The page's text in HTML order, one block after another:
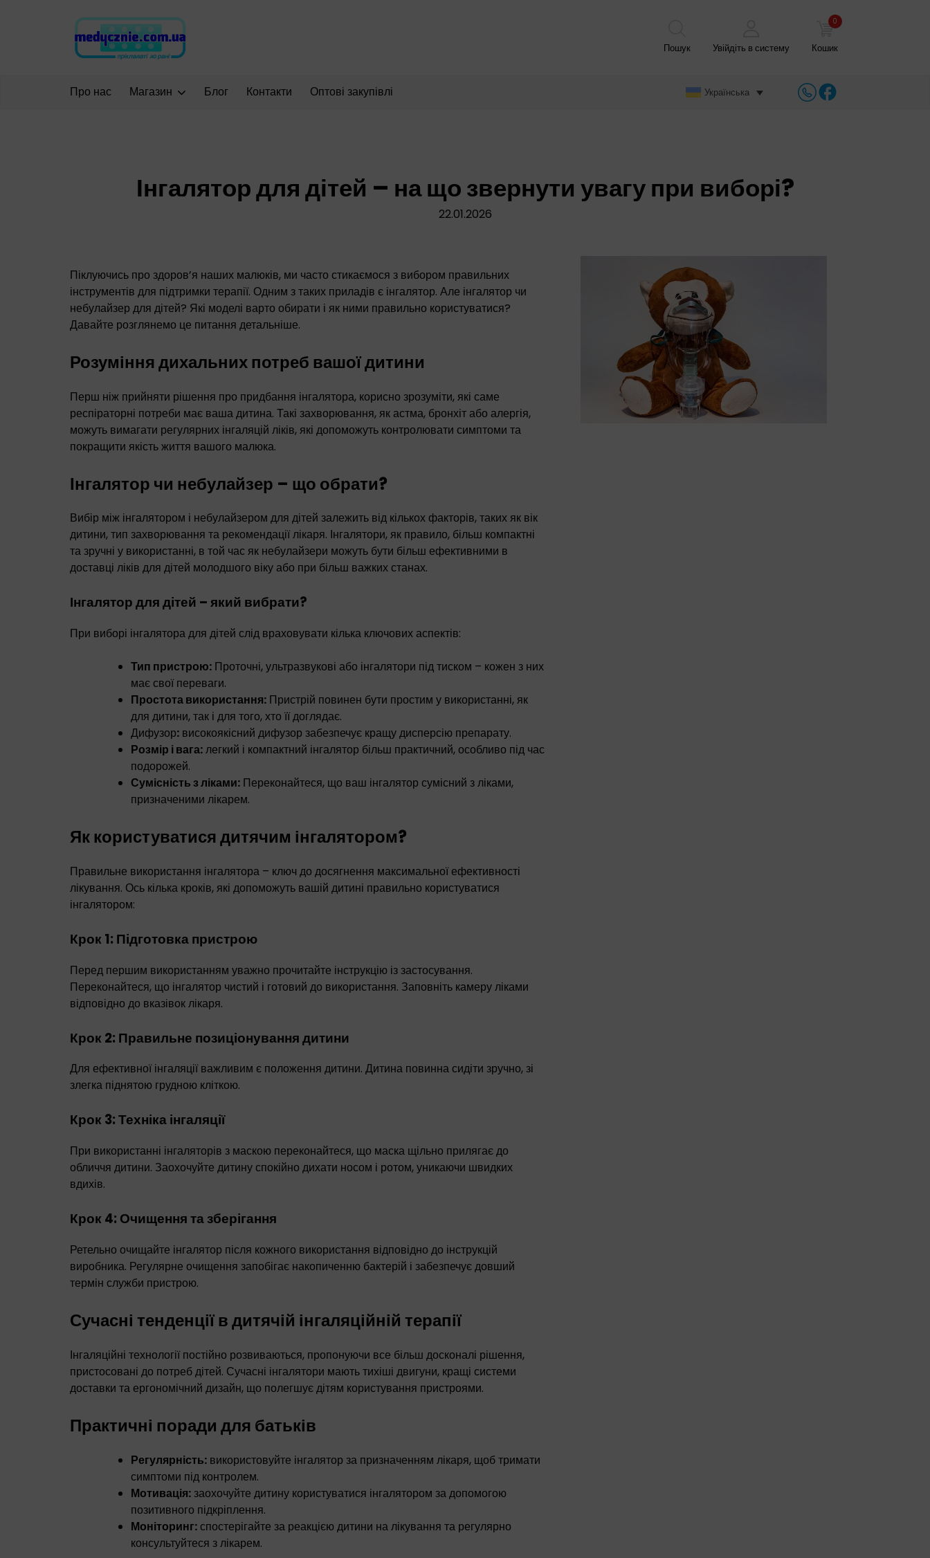
Пошук Увійдіть в систему
0
Кошик
Про нас Магазин Блог Контакти Оптові закупівлі Українська
Інгалятор для дітей – на що звернути увагу при виборі?
22.01.2026
Піклуючись про здоров’я наших малюків, ми часто стикаємося з вибором правильних
інструментів для підтримки терапії. Одним з таких приладів є інгалятор. Але інгалятор чи
небулайзер для дітей? Які моделі варто обирати і як ними правильно користуватися?
Давайте розглянемо це питання детальніше.
Розуміння дихальних потреб вашої дитини
Перш ніж прийняти рішення про придбання інгалятора, корисно зрозуміти, які саме
респіраторні потреби має ваша дитина. Такі захворювання, як астма, бронхіт або алергія,
можуть вимагати регулярних інгаляцій ліків, які допоможуть контролювати симптоми та
покращити якість життя вашого малюка.
Інгалятор чи небулайзер – що обрати?
Вибір між інгалятором і небулайзером для дітей залежить від кількох факторів, таких як вік
дитини, тип захворювання та рекомендації лікаря. Інгалятори, як правило, більш компактні
та зручні у використанні, в той час як небулайзери можуть бути більш ефективними в
доставці ліків для дітей молодшого віку або при більш важких станах.
Інгалятор для дітей – який вибрати?
При виборі інгалятора для дітей слід враховувати кілька ключових аспектів:
Тип пристрою:Проточні, ультразвукові або інгалятори під тиском – кожен з них
має свої переваги.
Простота використання:Пристрій повинен бути простим у використанні, як
для дитини, так і для того, хто її доглядає.
Дифузор:високоякісний дифузор забезпечує кращу дисперсію препарату.
Розмір і вага:легкий і компактний інгалятор більш практичний, особливо під час
подорожей.
Сумісність з ліками:Переконайтеся, що ваш інгалятор сумісний з ліками,
призначеними лікарем.
Як користуватися дитячим інгалятором?
Правильне використання інгалятора – ключ до досягнення максимальної ефективності
лікування. Ось кілька кроків, які допоможуть вашій дитині правильно користуватися
інгалятором:
Крок 1: Підготовка пристрою
Перед першим використанням уважно прочитайте інструкцію із застосування.
Переконайтеся, що інгалятор чистий і готовий до використання. Заповніть камеру ліками
відповідно до вказівок лікаря.
Крок 2: Правильне позиціонування дитини
Для ефективної інгаляції важливим є положення дитини. Дитина повинна сидіти зручно, зі
злегка піднятою грудною кліткою.
Крок 3: Техніка інгаляції
При використанні інгаляторів з маскою переконайтеся, що маска щільно прилягає до
обличчя дитини. Заохочуйте дитину спокійно дихати носом і ротом, уникаючи швидких
вдихів.
Крок 4: Очищення та зберігання
Ретельно очищайте інгалятор після кожного використання відповідно до інструкцій
виробника. Регулярне очищення запобігає накопиченню бактерій і забезпечує довший
термін служби пристрою.
Сучасні тенденції в дитячій інгаляційній терапії
Інгаляційні технології постійно розвиваються, пропонуючи все більш досконалі рішення,
пристосовані до потреб дітей. Сучасні інгалятори мають тихіші двигуни, кращі системи
доставки та ергономічний дизайн, що полегшує дітям користування пристроями.
Практичні поради для батьків
Регулярність:використовуйте інгалятор за призначенням лікаря, щоб тримати
симптоми під контролем.
Мотивація:заохочуйте дитину користуватися інгалятором за допомогою
позитивного підкріплення.
Моніторинг:спостерігайте за реакцією дитини на лікування та регулярно
консультуйтеся з лікарем.